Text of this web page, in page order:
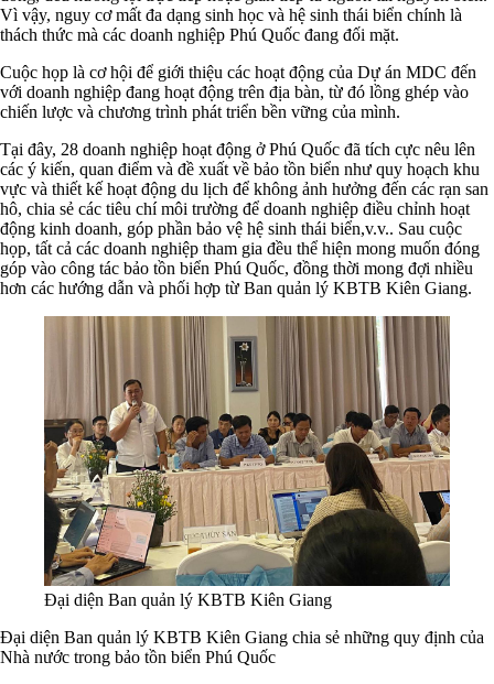
Vì vậy, nguy cơ mất đa dạng sinh học và hệ sinh thái biển chính là
thách thức mà các doanh nghiệp Phú Quốc đang đối mặt.
Cuộc họp là cơ hội để giới thiệu các hoạt động của Dự án MDC đến
với doanh nghiệp đang hoạt động trên địa bàn, từ đó lồng ghép vào
chiến lược và chương trình phát triển bền vững của mình.
Tại đây, 28 doanh nghiệp hoạt động ở Phú Quốc đã tích cực nêu lên
các ý kiến, quan điểm và đề xuất về bảo tồn biển như quy hoạch khu
vực và thiết kế hoạt động du lịch để không ảnh hưởng đến các rạn san
hô, chia sẻ các tiêu chí môi trường để doanh nghiệp điều chỉnh hoạt
động kinh doanh, góp phần bảo vệ hệ sinh thái biển,v.v.. Sau cuộc
họp, tất cả các doanh nghiệp tham gia đều thể hiện mong muốn đóng
góp vào công tác bảo tồn biển Phú Quốc, đồng thời mong đợi nhiều
hơn các hướng dẫn và phối hợp từ Ban quản lý KBTB Kiên Giang.
Đại diện Ban quản lý KBTB Kiên Giang
Đại diện Ban quản lý KBTB Kiên Giang chia sẻ những quy định của
Nhà nước trong bảo tồn biển Phú Quốc